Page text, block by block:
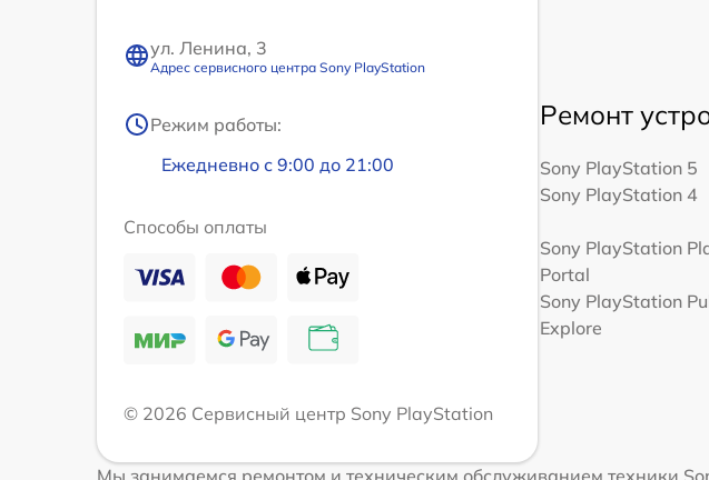
ул. Ленина, 3
Адрес сервисного центра Sony PlayStation
Режим работы:
Ежедневно с 9:00 до 21:00
Способы оплаты
© 2026 Сервисный центр Sony PlayStation
Ремонт
Sony PlayStation 5
Sony PlayStation 4
Sony PlayStation
Portal
Sony PlayStation
Explore
Мы занимаемся ремонтом и техническим обслуживанием техники